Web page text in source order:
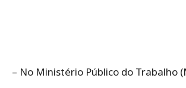
– No Ministério Público do Trabalho